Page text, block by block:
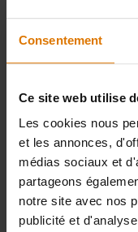
Consentement
Ce site web utilise
Les cookies nous
et les annonces,
médias sociaux et
partageons
notre site avec nos
publicité et
Thermomètre